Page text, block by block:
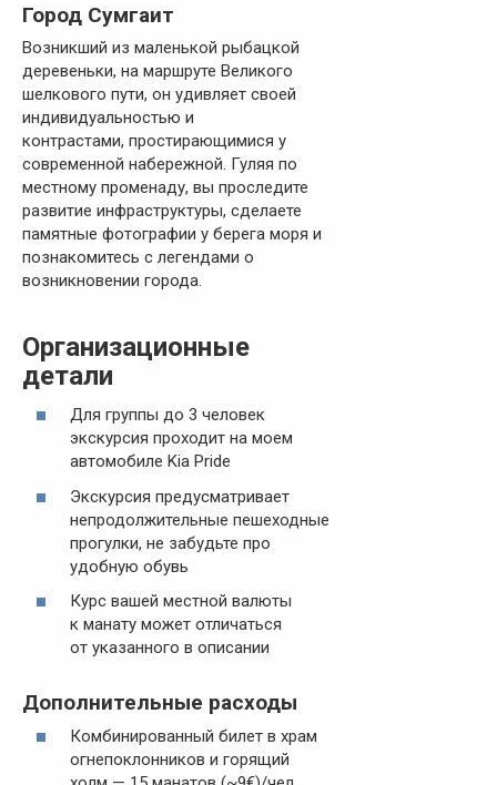
Город Сумгаит
Возникший из маленькой рыбацкой
деревеньки, на маршруте Великого
шелкового пути, он удивляет своей
индивидуальностью и
контрастами, простирающимися у
современной набережной. Гуляя по
местному променаду, вы проследите
развитие инфраструктуры, сделаете
памятные фотографии у берега моря и
познакомитесь с легендами о
возникновении города.
Организационные
детали
Для группы до 3 человек
экскурсия проходит на моем
автомобиле Kia Pride
Экскурсия предусматривает
непродолжительные пешеходные
прогулки, не забудьте про
удобную обувь
Курс вашей местной валюты
к манату может отличаться
от указанного в описании
Дополнительные расходы
Комбинированный билет в храм
огнепоклонников и горящий